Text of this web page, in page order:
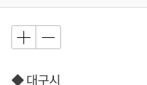
◆ 대구시